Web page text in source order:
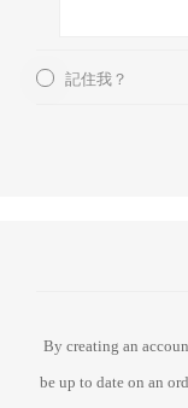
記住我？
By creating an
be up to date on an